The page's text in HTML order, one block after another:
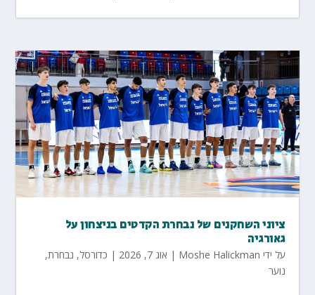
ציוני השחקנים של נבחרת הקדטים בניצחון על
גאורגיה
על ידי Moshe Halickman
| אוג 7, 2026 | כדורסל, נבחרת,
נוער